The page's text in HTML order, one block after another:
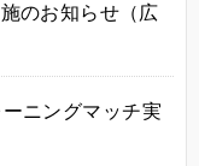
のお知らせ（広
ーニングマッチ実